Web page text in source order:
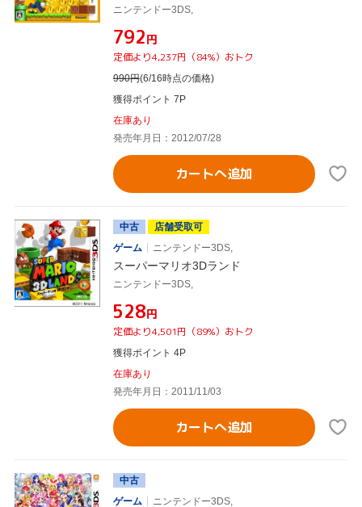
ニンテンドー3DS,
¥792円
定価より4,237円（84%）おトク
990円(6/16時点の価格)
獲得ポイント 7P
在庫あり
発売年月日：2012/07/28
カートへ追加
中古
店舗受取可
ゲーム
ニンテンドー3DS,
スーパーマリオ3Dランド
ニンテンドー3DS,
¥528円
定価より4,501円（89%）おトク
獲得ポイント 4P
在庫あり
発売年月日：2011/11/03
カートへ追加
中古
ゲーム
ニンテンドー3DS,